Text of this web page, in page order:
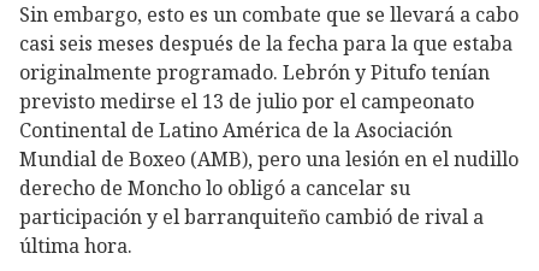
Sin embargo, esto es un combate que se llevará a cabo
casi seis meses después de la fecha para la que estaba
originalmente programado. Lebrón y Pitufo tenían
previsto medirse el 13 de julio por el campeonato
Continental de Latino América de la Asociación
Mundial de Boxeo (AMB), pero una lesión en el nudillo
derecho de Moncho lo obligó a cancelar su
participación y el barranquiteño cambió de rival a
última hora.